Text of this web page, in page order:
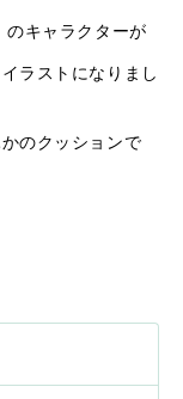
のキャラクターが
ラストになりまし
のクッションで